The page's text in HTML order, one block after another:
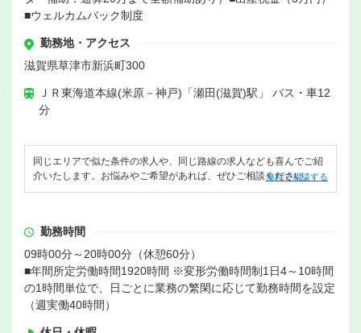
■ウェルカムバック制度
勤務地・アクセス
滋賀県草津市新浜町300
ＪＲ東海道本線(米原－神戸)「瀬田(滋賀)駅」 バス・車12
分
同じエリアで似た条件の求人や、同じ路線の求人なども喜んでご紹
介いたします。お悩みやご希望があれば、ぜひご相談ください。
無料で相談する
勤務時間
09時00分～20時00分（休憩60分）
■年間所定労働時間1920時間 ※変形労働時間制1日4～10時間
の1時間単位で、日ごとに業務の繁閑に応じて勤務時間を設定
（週実働40時間）